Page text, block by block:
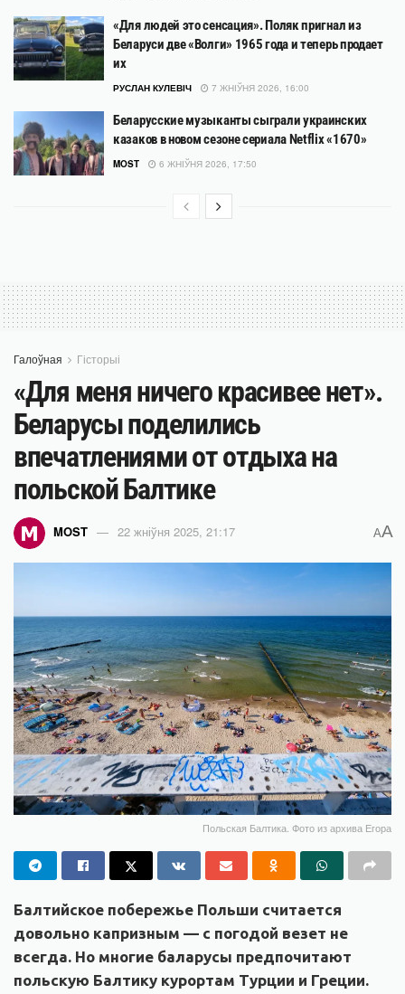
«Для людей это сенсация». Поляк пригнал из
Беларуси две «Волги» 1965 года и теперь продает
их
РУСЛАН КУЛЕВІЧ 7 ЖНІЎНЯ 2026, 16:00
Беларусские музыканты сыграли украинских
казаков в новом сезоне сериала Netflix «1670»
MOST 6 ЖНІЎНЯ 2026, 17:50
Галоўная Гісторыі
«Для меня ничего красивее нет».
Беларусы поделились
впечатлениями от отдыха на
польской Балтике
MOST 22 жніўня 2025, 21:17 AA
Польская Балтика. Фото из архива Егора
Балтийское побережье Польши считается
довольно капризным — с погодой везет не
всегда. Но многие баларусы предпочитают
польскую Балтику курортам Турции и Греции.